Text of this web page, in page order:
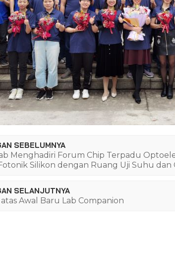
SEBELUMNYA
Menghadiri Forum Chip Terpadu
Silikon dengan Ruang Uji Suhu
SELANJUTNYA
Awal Baru Lab Companion